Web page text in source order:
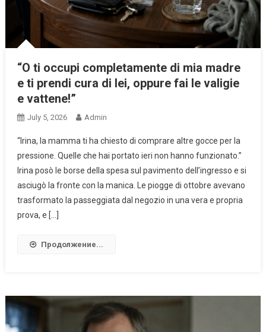
“O ti occupi completamente di mia madre
e ti prendi cura di lei, oppure fai le valigie
e vattene!”
July 5, 2026 Admin
“Irina, la mamma ti ha chiesto di comprare altre gocce per la
pressione. Quelle che hai portato ieri non hanno funzionato.”
Irina posò le borse della spesa sul pavimento dell’ingresso e si
asciugò la fronte con la manica. Le piogge di ottobre avevano
trasformato la passeggiata dal negozio in una vera e propria
prova, e […]
Продолжение...